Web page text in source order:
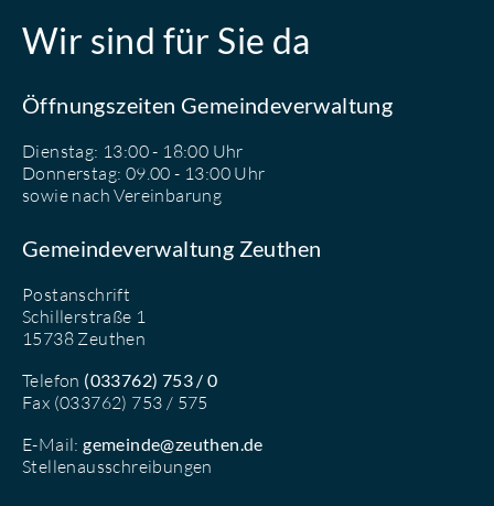
Wir sind für Sie da
Öffnungszeiten Gemeindeverwaltung
Dienstag: 13:00 - 18:00 Uhr
Donnerstag: 09.00 - 13:00 Uhr
sowie nach Vereinbarung
Gemeindeverwaltung Zeuthen
Postanschrift
Schillerstraße 1
15738 Zeuthen
Telefon (033762) 753 / 0
Fax (033762) 753 / 575
E-Mail:gemeinde@zeuthen.de
Stellenausschreibungen